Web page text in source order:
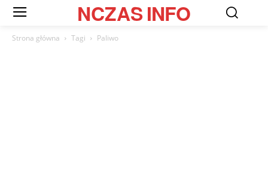
NCZASINFO
Strona główna Tagi Paliwo